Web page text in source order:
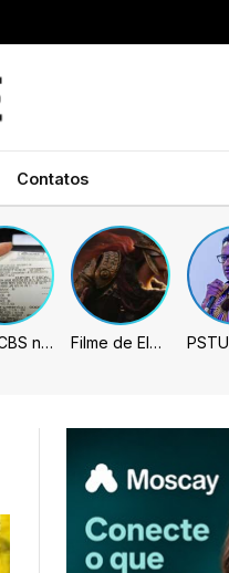
Contatos
IBS e CBS necessitarão constar nas notas fiscais com início desta 2ª. Entenda Filme de Elden Ring tem gravações concluídas, mas ainda fica longe do lançamento